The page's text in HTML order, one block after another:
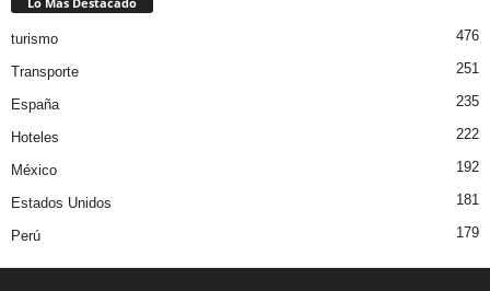
turismo 476
Transporte 251
España 235
Hoteles 222
México 192
Estados Unidos 181
Perú 179